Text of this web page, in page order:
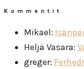
Kommentit
Mikael:
Heljä Vasara:
greger: